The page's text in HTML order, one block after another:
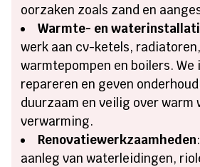
oorzaken zoals zand en
Warmte- en
werk aan cv-ketels,
warmtepompen en boilers. We
repareren en geven
duurzaam en veilig over warm
verwarming.
Renovatiewerkzaamheden
aanleg van waterleidingen,